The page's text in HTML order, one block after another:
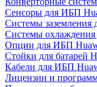
Сенсоры для ИБП
Системы
Системы
Опции для ИБП
Стойки для батарей
Кабели для ИБП
Лицензии и